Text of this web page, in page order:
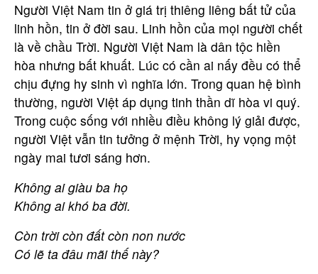
Người Việt Nam tin ở giá trị thiêng liêng bất tử của
linh hồn, tin ở đời sau. Linh hồn của mọi người chết
là về chầu Trời. Người Việt Nam là dân tộc hiền
hòa nhưng bất khuất. Lúc có cần ai nấy đều có thể
chịu đựng hy sinh vì nghĩa lớn. Trong quan hệ bình
thường, người Việt áp dụng tinh thần dĩ hòa vi quý.
Trong cuộc sống với nhiều điều không lý giải được,
người Việt vẫn tin tưởng ở mệnh Trời, hy vọng một
ngày mai tươi sáng hơn.
Không ai giàu ba họ
Không ai khó ba đời.
Còn trời còn đất còn non nước
Có lẽ ta đâu mãi thế này?